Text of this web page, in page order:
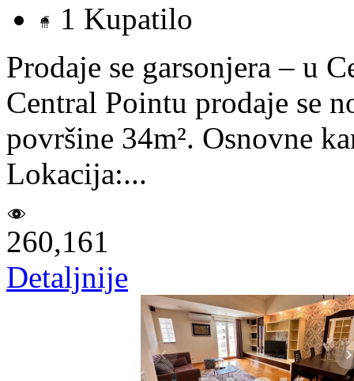
1 Kupatilo
Prodaje se garsonjera – u
Central Pointu prodaje se
površine 34m². Osnovne
Lokacija:...
260,161
Detaljnije